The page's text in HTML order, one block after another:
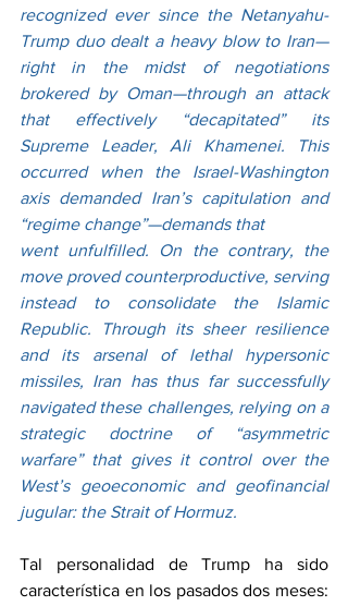
recognized ever since the Netanyahu-
Trump duo dealt a heavy blow to Iran—
right in the midst of negotiations
brokered by Oman—through an attack
that effectively “decapitated” its
Supreme Leader, Ali Khamenei. This
occurred when the Israel-Washington
axis demanded Iran’s capitulation and
“regime change”—demands that
went unfulfilled. On the contrary, the
move proved counterproductive, serving
instead to consolidate the Islamic
Republic. Through its sheer resilience
and its arsenal of lethal hypersonic
missiles, Iran has thus far successfully
navigated these challenges, relying on a
strategic doctrine of “asymmetric
warfare” that gives it control over the
West’s geoeconomic and geofinancial
jugular: the Strait of Hormuz.
Tal personalidad de Trump ha sido
característica en los pasados dos meses: